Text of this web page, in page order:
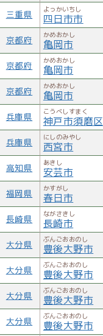
三重県 よっかいちし
四日市市
京都府 かめおかし
亀岡市
京都府 かめおかし
亀岡市
京都府 かめおかし
亀岡市
兵庫県 こうべしすまく
神戸市須磨区
兵庫県 にしのみやし
西宮市
高知県 あきし
安芸市
福岡県 かすがし
春日市
長崎県 ながさきし
長崎市
大分県 ぶんごおおのし
豊後大野市
大分県 ぶんごおおのし
豊後大野市
大分県 ぶんごおおのし
豊後大野市
大分県 ぶんごおおのし
豊後大野市